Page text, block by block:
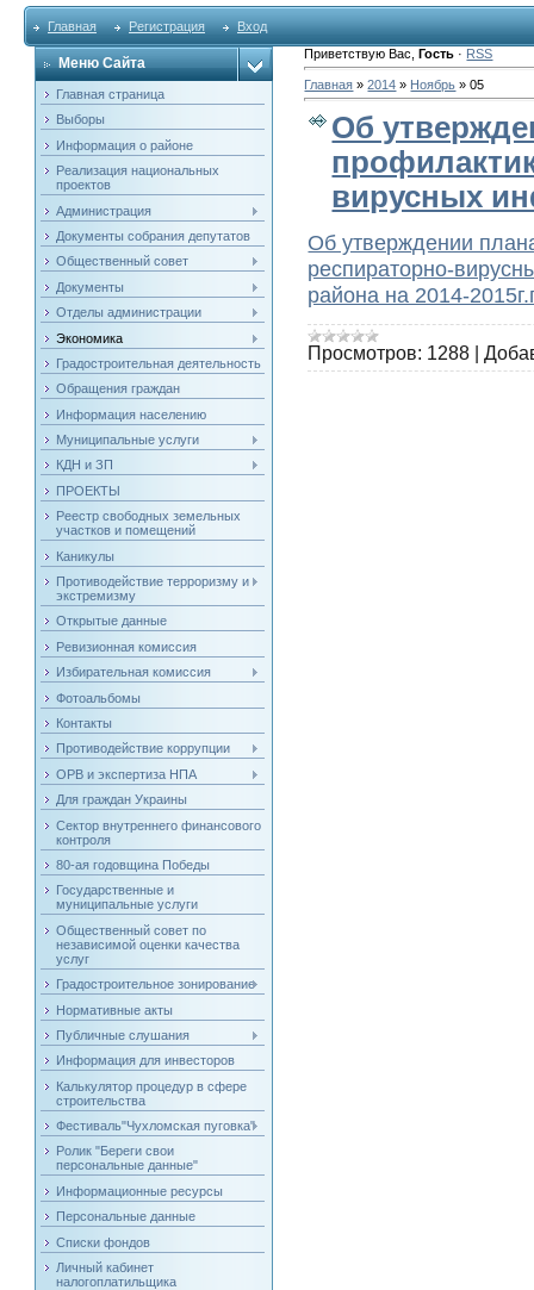
Главная Регистрация Вход
Меню Сайта
Главная страница
Выборы
Информация о районе
Реализация национальных
проектов
Администрация
Документы собрания депутатов
Общественный совет
Документы
Отделы администрации
Экономика
Градостроительная деятельность
Обращения граждан
Информация населению
Муниципальные услуги
КДН и ЗП
ПРОЕКТЫ
Реестр свободных земельных
участков и помещений
Каникулы
Противодействие терроризму и
экстремизму
Открытые данные
Ревизионная комиссия
Избирательная комиссия
Фотоальбомы
Контакты
Противодействие коррупции
ОРВ и экспертиза НПА
Для граждан Украины
Сектор внутреннего финансового
контроля
80-ая годовщина Победы
Государственные и
муниципальные услуги
Общественный совет по
независимой оценки качества
услуг
Градостроительное зонирование
Нормативные акты
Публичные слушания
Информация для инвесторов
Калькулятор процедур в сфере
строительства
Фестиваль"Чухломская пуговка"
Ролик "Береги свои
персональные данные"
Информационные ресурсы
Персональные данные
Списки фондов
Личный кабинет
налогоплатильщика
Приветствую Вас ,Гость · RSS
Главная »2014 » Ноябрь » 05
Об
вирусных
Об утверждении
респираторно-
района на 2014-
Просмотров: 1288 |